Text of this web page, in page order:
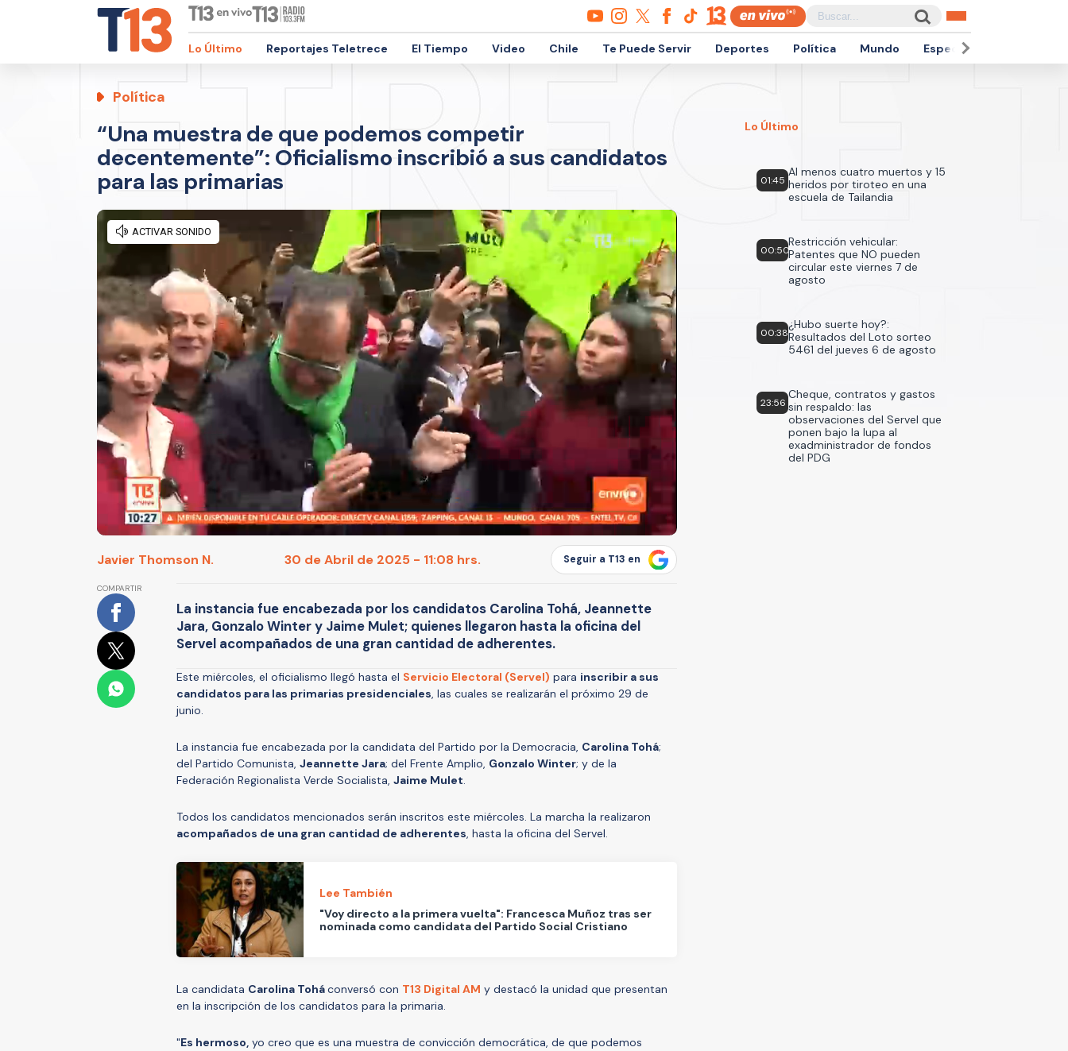
Lo Último Reportajes Teletrece El Tiempo Video Chile Te Puede Servir Deportes Política Mundo Espectáculos
Política
“Una muestra de que podemos competir
decentemente”: Oficialismo inscribió a sus candidatos
para las primarias
Javier Thomson N. 30 de Abril de 2025 - 11:08 hrs. Seguir a T13 en
COMPARTIR
La instancia fue encabezada por los candidatos Carolina Tohá, Jeannette
Jara, Gonzalo Winter y Jaime Mulet; quienes llegaron hasta la oficina del
Servel acompañados de una gran cantidad de adherentes.
Este miércoles, el oficialismo llegó hasta el Servicio Electoral (Servel) para inscribir a sus
candidatos para las primarias presidenciales, las cuales se realizarán el próximo 29 de
junio.
La instancia fue encabezada por la candidata del Partido por la Democracia, Carolina Tohá;
del Partido Comunista, Jeannette Jara; del Frente Amplio, Gonzalo Winter; y de la
Federación Regionalista Verde Socialista, Jaime Mulet.
Todos los candidatos mencionados serán inscritos este miércoles. La marcha la realizaron
acompañados de una gran cantidad de adherentes, hasta la oficina del Servel.
Lee También
"Voy directo a la primera vuelta": Francesca Muñoz tras ser
nominada como candidata del Partido Social Cristiano
La candidata Carolina Toháconversó con T13 Digital AM y destacó la unidad que presentan
en la inscripción de los candidatos para la primaria.
"Es hermoso, yo creo que es una muestra de convicción democrática, de que podemos
Lo Último
01:45
Al menos cuatro muertos y 15
heridos por tiroteo en una
escuela de Tailandia
00:50
Restricción vehicular:
Patentes que NO pueden
circular este viernes 7 de
agosto
00:38
¿Hubo suerte hoy?:
Resultados del Loto sorteo
5461 del jueves 6 de agosto
23:56
Cheque, contratos y gastos
sin respaldo: las
observaciones del Servel que
ponen bajo la lupa al
exadministrador de fondos
del PDG